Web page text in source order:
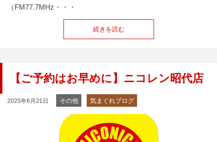
（FM77.7MHz・・・
続きを読む
【ご予約はお早めに】ニコレン昭代店
2025年6月21日 その他 気まぐれブログ